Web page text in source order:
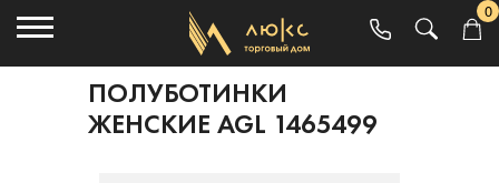
0
ПОЛУБОТИНКИ
ЖЕНСКИЕ AGL 1465499